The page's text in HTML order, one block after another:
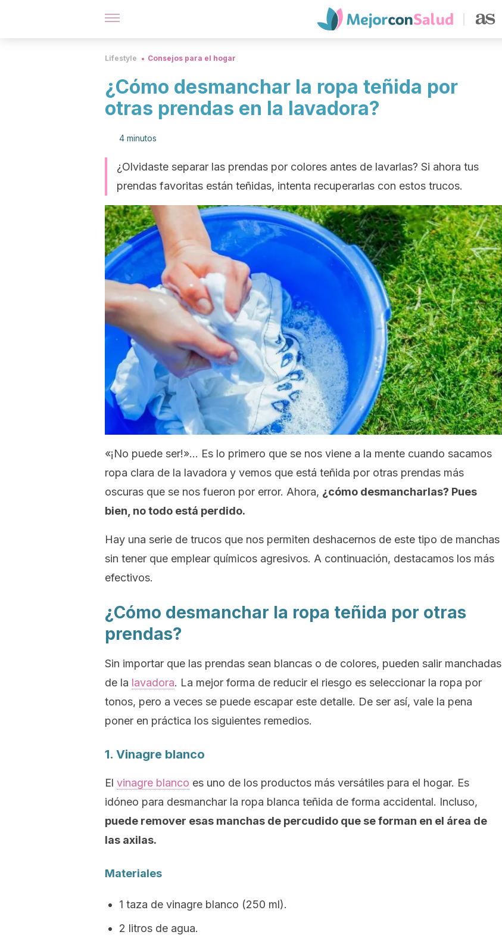
Lifestyle Consejos para el hogar
¿Cómo desmanchar la ropa teñida por
otras prendas en la lavadora?
4 minutos
¿Olvidaste separar las prendas por colores antes de lavarlas? Si ahora tus
prendas favoritas están teñidas, intenta recuperarlas con estos trucos.
«¡No puede ser!»… Es lo primero que se nos viene a la mente cuando sacamos
ropa clara de la lavadora y vemos que está teñida por otras prendas más
oscuras que se nos fueron por error. Ahora, ¿cómo desmancharlas? Pues
bien, no todo está perdido.
Hay una serie de trucos que nos permiten deshacernos de este tipo de manchas
sin tener que emplear químicos agresivos. A continuación, destacamos los más
efectivos.
¿Cómo desmanchar la ropa teñida por otras
prendas?
Sin importar que las prendas sean blancas o de colores, pueden salir manchadas
de la lavadora. La mejor forma de reducir el riesgo es seleccionar la ropa por
tonos, pero a veces se puede escapar este detalle. De ser así, vale la pena
poner en práctica los siguientes remedios.
1. Vinagre blanco
El vinagre blanco es uno de los productos más versátiles para el hogar. Es
idóneo para desmanchar la ropa blanca teñida de forma accidental. Incluso,
puede remover esas manchas de percudido que se forman en el área de
las axilas.
Materiales
1 taza de vinagre blanco (250 ml).
2 litros de agua.